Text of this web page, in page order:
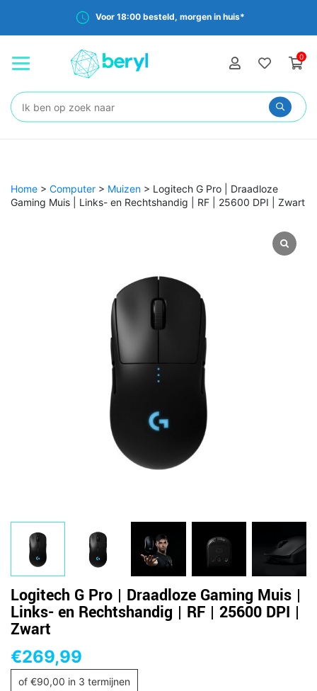
Voor 18:00 besteld, morgen in huis*
0
Zoeken:
Home > Computer > Muizen > Logitech G Pro | Draadloze
Gaming Muis | Links- en Rechtshandig | RF | 25600 DPI | Zwart
Logitech G Pro | Draadloze Gaming Muis |
Links- en Rechtshandig | RF | 25600 DPI |
Zwart
€269,99
of €90,00 in 3 termijnen